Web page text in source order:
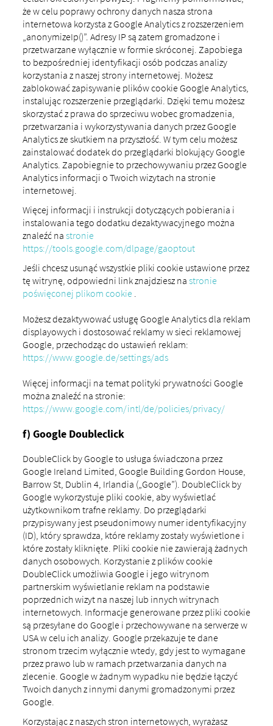
że w celu poprawy ochrony danych nasza strona
internetowa korzysta z Google Analytics z rozszerzeniem
„anonymizeIp()”. Adresy IP są zatem gromadzone i
przetwarzane wyłącznie w formie skróconej. Zapobiega
to bezpośredniej identyfikacji osób podczas analizy
korzystania z naszej strony internetowej. Możesz
zablokować zapisywanie plików cookie Google Analytics,
instalując rozszerzenie przeglądarki. Dzięki temu możesz
skorzystać z prawa do sprzeciwu wobec gromadzenia,
przetwarzania i wykorzystywania danych przez Google
Analytics ze skutkiem na przyszłość. W tym celu możesz
zainstalować dodatek do przeglądarki blokujący Google
Analytics. Zapobiegnie to przechowywaniu przez Google
Analytics informacji o Twoich wizytach na stronie
internetowej.
Więcej informacji i instrukcji dotyczących pobierania i
instalowania tego dodatku dezaktywacyjnego można
znaleźć na stronie
https://tools.google.com/dlpage/gaoptout
Jeśli chcesz usunąć wszystkie pliki cookie ustawione przez
tę witrynę, odpowiedni link znajdziesz na stronie
poświęconej plikom cookie .
Możesz dezaktywować usługę Google Analytics dla reklam
displayowych i dostosować reklamy w sieci reklamowej
Google, przechodząc do ustawień reklam:
https://www.google.de/settings/ads
Więcej informacji na temat polityki prywatności Google
można znaleźć na stronie:
https://www.google.com/intl/de/policies/privacy/
f) Google Doubleclick
DoubleClick by Google to usługa świadczona przez
Google Ireland Limited, Google Building Gordon House,
Barrow St, Dublin 4, Irlandia („Google”). DoubleClick by
Google wykorzystuje pliki cookie, aby wyświetlać
użytkownikom trafne reklamy. Do przeglądarki
przypisywany jest pseudonimowy numer identyfikacyjny
(ID), który sprawdza, które reklamy zostały wyświetlone i
które zostały kliknięte. Pliki cookie nie zawierają żadnych
danych osobowych. Korzystanie z plików cookie
DoubleClick umożliwia Google i jego witrynom
partnerskim wyświetlanie reklam na podstawie
poprzednich wizyt na naszej lub innych witrynach
internetowych. Informacje generowane przez pliki cookie
są przesyłane do Google i przechowywane na serwerze w
USA w celu ich analizy. Google przekazuje te dane
stronom trzecim wyłącznie wtedy, gdy jest to wymagane
przez prawo lub w ramach przetwarzania danych na
zlecenie. Google w żadnym wypadku nie będzie łączyć
Twoich danych z innymi danymi gromadzonymi przez
Google.
Korzystając z naszych stron internetowych, wyrażasz